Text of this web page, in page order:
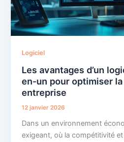
Logiciel
Les avantages d’un
en-un pour optimiser
entreprise
12 janvier 2026
Dans un environnement
exigeant, où la compétitivité